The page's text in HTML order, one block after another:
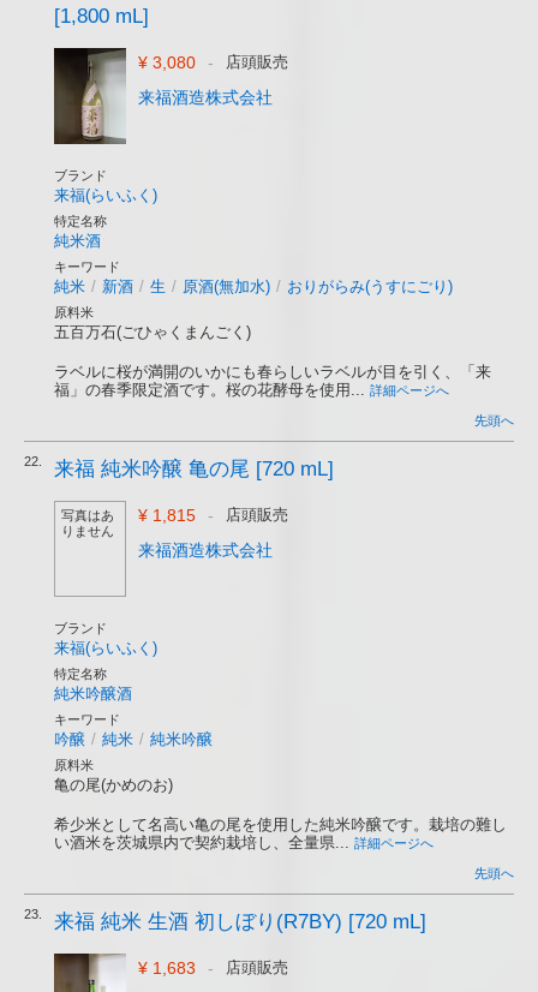
[1,800 mL]
¥ 3,080 - 店頭販売
来福酒造株式会社
ブランド
来福(らいふく)
特定名称
純米酒
キーワード
純米 / 新酒 / 生 / 原酒(無加水) / おりがらみ(うすにごり)
原料米
五百万石(ごひゃくまんごく)
ラベルに桜が満開のいかにも春らしいラベルが目を引く、「来
福」の春季限定酒です。桜の花酵母を使用... 詳細ページへ
先頭へ
22. 来福 純米吟醸 亀の尾 [720 mL]
写真はあ
りません
¥ 1,815 - 店頭販売
来福酒造株式会社
ブランド
来福(らいふく)
特定名称
純米吟醸酒
キーワード
吟醸 / 純米 / 純米吟醸
原料米
亀の尾(かめのお)
希少米として名高い亀の尾を使用した純米吟醸です。栽培の難し
い酒米を茨城県内で契約栽培し、全量県... 詳細ページへ
先頭へ
23. 来福 純米 生酒 初しぼり(R7BY) [720 mL]
¥ 1,683 - 店頭販売